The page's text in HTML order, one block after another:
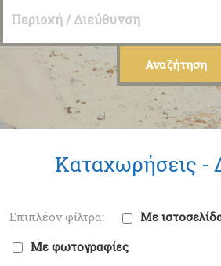
Περιοχή / Διεύθυνση
Καταχωρήσεις -
Με
Με φωτογραφίες